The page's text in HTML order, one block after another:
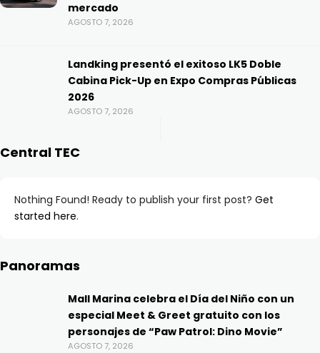
mercado
AGOSTO 7, 2026
Landking presentó el exitoso LK5 Doble
Cabina Pick-Up en Expo Compras Públicas
2026
AGOSTO 7, 2026
Central TEC
Nothing Found! Ready to publish your first post? Get
started here.
Panoramas
Mall Marina celebra el Día del Niño con un
especial Meet & Greet gratuito con los
personajes de “Paw Patrol: Dino Movie”
AGOSTO 7, 2026